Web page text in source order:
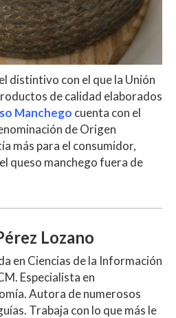
distintivo con el que la Unión
de calidad elaborados
Manchego cuenta con el
de Origen
más para el consumidor,
queso manchego fuera de
Lozano
en Ciencias de la Información
Especialista en
Autora de numerosos
Trabaja con lo que más le